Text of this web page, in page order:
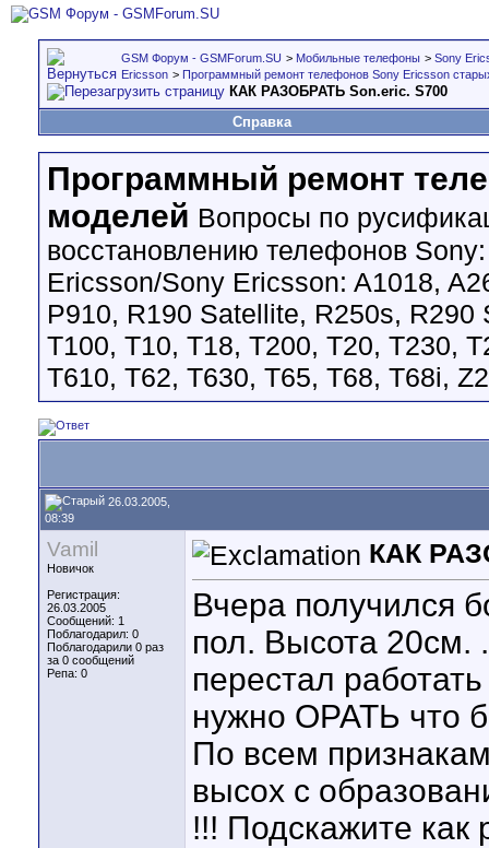
GSM Форум - GSMForum.SU > Мобильные телефоны > Sony
Ericsson > Программный ремонт телефонов Sony Ericsson
КАК РАЗОБРАТЬ Son.eric. S700
Справка
Программный ремонт
моделей Вопросы по
восстановлению телефонов
Ericsson/Sony Ericsson: A1018,
P910, R190 Satellite, R250s,
T100, T10, T18, T200, T20, T230,
T610, T62, T630, T65, T68, T68i,
26.03.2005,
08:39
Vamil
Новичок
Регистрация:
26.03.2005
Сообщений: 1
Поблагодарил: 0
Поблагодарили 0 раз
за 0 сообщений
Репа: 0
КАК
Вчера получился
пол. Высота 20см.
перестал
нужно ОРАТЬ что
По всем
высох с
!!! Подскажите как